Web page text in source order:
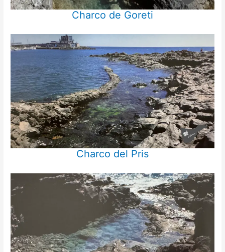
Charco de Goreti
Charco del Pris